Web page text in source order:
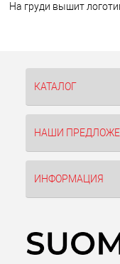
На груди вышит
КАТАЛОГ
НАШИ
ИНФОРМАЦИЯ